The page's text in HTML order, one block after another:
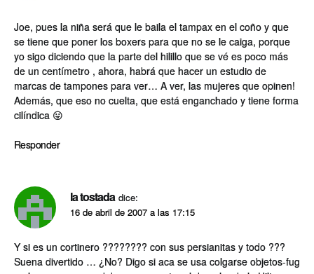
Joe, pues la niña será que le baila el tampax en el coño y que
se tiene que poner los boxers para que no se le caiga, porque
yo sigo diciendo que la parte del hilillo que se vé es poco más
de un centí­metro , ahora, habrá que hacer un estudio de
marcas de tampones para ver… A ver, las mujeres que opinen!
Además, que eso no cuelta, que está enganchado y tiene forma
cilí­ndica 😛
Responder
la tostada dice:
16 de abril de 2007 a las 17:15
Y si es un cortinero ???????? con sus persianitas y todo ???
Suena divertido … ¿No? Digo si aca se usa colgarse objetos-fug